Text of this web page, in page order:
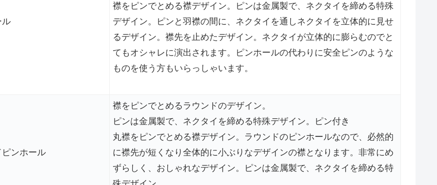
ル
襟をピンでとめる襟デザイン。ピンは金属製で、ネクタイを締める特殊
デザイン。ピンと羽襟の間に、ネクタイを通しネクタイを立体的に見せ
るデザイン。襟先を止めたデザイン。ネクタイが立体的に膨らむのでと
てもオシャレに演出されます。ピンホールの代わりに安全ピンのような
ものを使う方もいらっしゃいます。
ンホール
襟をピンでとめるラウンドのデザイン。
ピンは金属製で、ネクタイを締める特殊デザイン。ピン付き
丸襟をピンでとめる襟デザイン。ラウンドのピンホールなので、必然的
に襟先が短くなり全体的に小ぶりなデザインの襟となります。非常にめ
ずらしく、おしゃれなデザイン。ピンは金属製で、ネクタイを締める特